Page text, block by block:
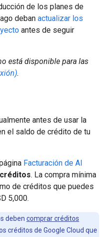
de los planes de
deban actualizar los
antes de seguir
está disponible para las
.
antes de usar la
el saldo de crédito de tu
Facturación de AI
. La compra mínima
de créditos que puedes
5,000.
deben comprar créditos
créditos de Google Cloud que